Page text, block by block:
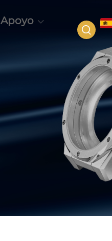
Apoyo